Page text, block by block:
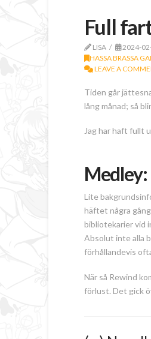
Full
LISA
2024-
HASSA BRASSA
LEAVE A
Tiden går
lång månad; så
Jag har haft fullt
Lite
häftet några
bibliotekarier vid
Absolut inte alla
förhållandevis
När så Rewind
förlust. Det gick